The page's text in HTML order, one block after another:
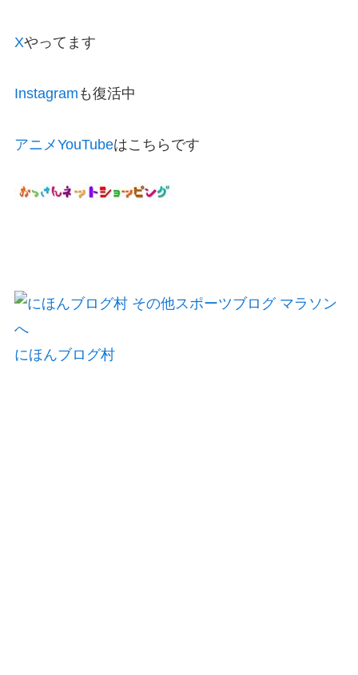
Xやってます
Instagram も復活中
アニメYouTubeはこちらです
にほんブログ村